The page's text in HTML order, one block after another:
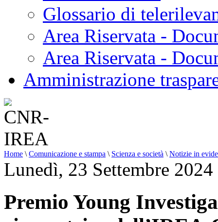
Glossario di
Area Riservata -
Area Riservata -
Amministrazione
Home \ Comunicazione e stampa \ Scienza e società \ Notizie in
Lunedì, 23 Settembre
Premio Young